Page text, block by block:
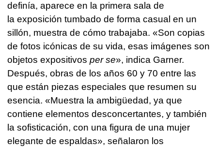
definía, aparece en la primera sala de
la exposición tumbado de forma casual en un
sillón, muestra de cómo trabajaba. «Son copias
de fotos icónicas de su vida, esas imágenes son
objetos expositivos per se», indica Garner.
Después, obras de los años 60 y 70 entre las
que están piezas especiales que resumen su
esencia. «Muestra la ambigüedad, ya que
contiene elementos desconcertantes, y también
la sofisticación, con una figura de una mujer
elegante de espaldas», señalaron los